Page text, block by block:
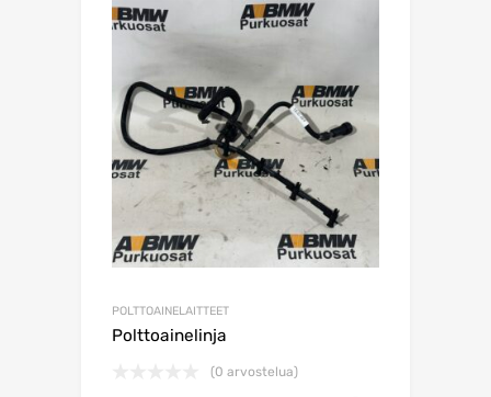
POLTTOAINELAITTEET
Polttoainelinja
(0 arvostelua)